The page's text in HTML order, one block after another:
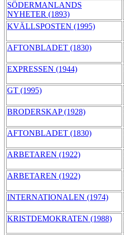
SÖDERMANLANDS
NYHETER (1893)
KVÄLLSPOSTEN (1995)
AFTONBLADET (1830)
EXPRESSEN (1944)
GT (1995)
BRODERSKAP (1928)
AFTONBLADET (1830)
ARBETAREN (1922)
ARBETAREN (1922)
INTERNATIONALEN (1974)
KRISTDEMOKRATEN (1988)